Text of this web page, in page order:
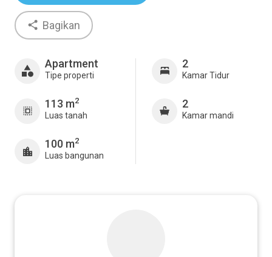
Bagikan
Apartment
Tipe properti
113 m2
Luas tanah
100 m2
Luas bangunan
2
Kamar Tidur
2
Kamar mandi